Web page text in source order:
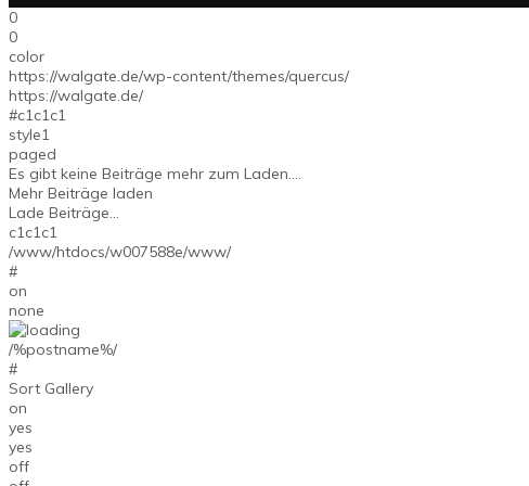
0
0
color
https://walgate.de/wp-content/themes/quercus/
https://walgate.de/
#c1c1c1
style1
paged
Es gibt keine Beiträge mehr zum Laden....
Mehr Beiträge laden
Lade Beiträge...
c1c1c1
/www/htdocs/w007588e/www/
#
on
none
/%postname%/
#
Sort Gallery
on
yes
yes
off